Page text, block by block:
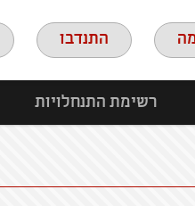
התנדבו
רשימת התנחלויות